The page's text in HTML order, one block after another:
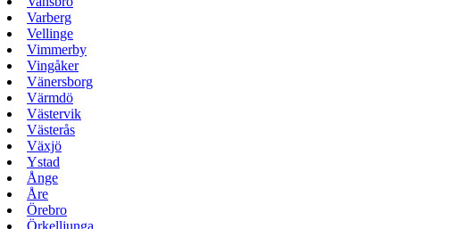
Varberg
Vellinge
Vimmerby
Vingåker
Vänersborg
Värmdö
Västervik
Västerås
Växjö
Ystad
Ånge
Åre
Örebro
Örkelljunga